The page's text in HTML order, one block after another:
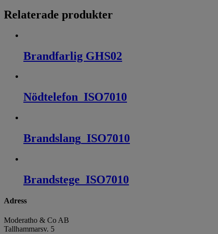
Relaterade produkter
Brandfarlig GHS02
Nödtelefon_ISO7010
Brandslang_ISO7010
Brandstege_ISO7010
Adress
Moderatho & Co AB
Tallhammarsv. 5